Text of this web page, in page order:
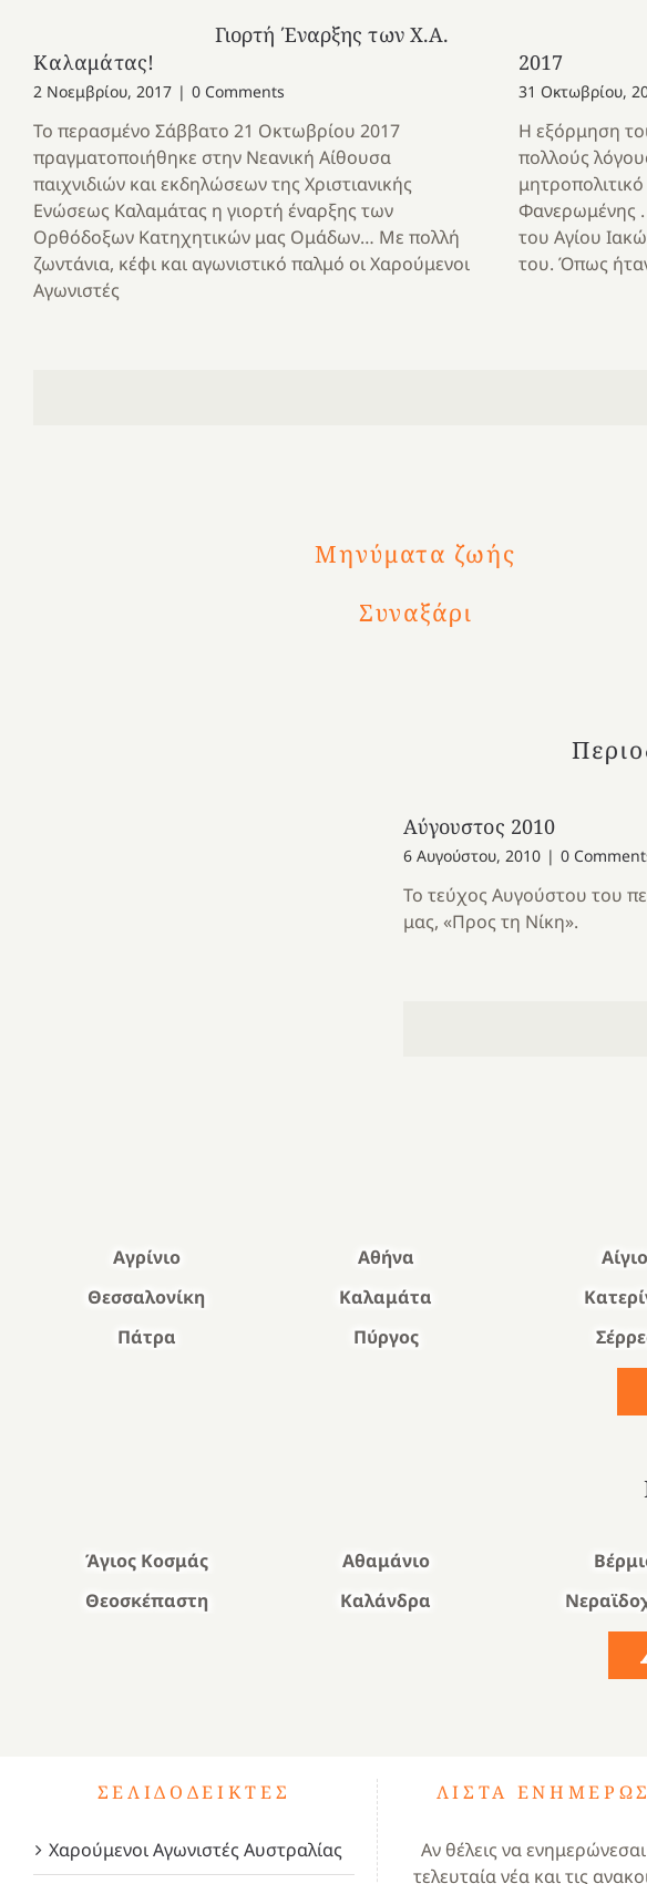
Γιορτή Έναρξης των X.A.
Καλαμάτας!
2 Νοεμβρίου, 2017 | 0 Comments
Το περασμένο Σάββατο 21 Οκτωβρίου 2017
πραγματοποιήθηκε στην Νεανική Αίθουσα
παιχνιδιών και εκδηλώσεων της Χριστιανικής
Ενώσεως Καλαμάτας η γιορτή έναρξης των
Ορθόδοξων Κατηχητικών μας Ομάδων… Με πολλή
ζωντάνια, κέφι και αγωνιστικό παλμό οι Χαρούμενοι
Αγωνιστές
2017
31 Οκτωβρίου,
Η εξόρμηση
πολλούς
Φανερωμένης .
του Αγίου
του. Όπως
Μηνύματα ζωής
Συναξάρι
Αύγουστος 2010
6 Αυγούστου, 2010 | 0
Το τεύχος Αυγούστου του
μας, «Προς τη Νίκη».
Αγρίνιο Αθήνα Αίγιο
Θεσσαλονίκη
Καλαμάτα
Πάτρα
Πύργος
Άγιος Κοσμάς Αθαμάνιο
Θεοσκέπαστη
Καλάνδρα
ΣΕΛΙΔΟΔΕΊΚΤΕΣ
Χαρούμενοι Αγωνιστές Αυστραλίας
ΛΊΣΤΑ
Αν θέλεις να
τελευταία νέα και τις